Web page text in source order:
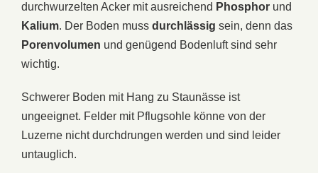
durchwurzelten Acker mit ausreichend Phosphor und
Kalium. Der Boden muss durchlässig sein, denn das
Porenvolumen und genügend Bodenluft sind sehr
wichtig.
Schwerer Boden mit Hang zu Staunässe ist
ungeeignet. Felder mit Pflugsohle könne von der
Luzerne nicht durchdrungen werden und sind leider
untauglich.